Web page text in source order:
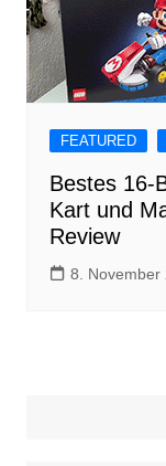
FEATURED
Bestes 16-
Kart und
Review
8. November